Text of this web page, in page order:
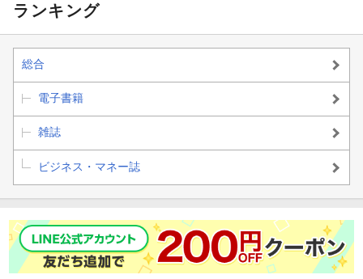
●人気返礼品の日本3大生産地
魚介類 ： まぐろ・うなぎ・ほたて
野菜・米 ： 玉ねぎ・とうもろこし・さつまいも・米
編
羊飼いさん／ポンタコンタさん
ランキング
総合
電子書籍
雑誌
ビジネス・マネー誌